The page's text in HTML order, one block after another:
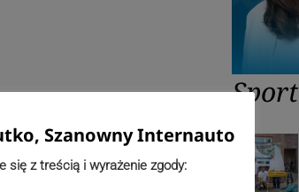
Sport
Szanowny Internauto
się z treścią i wyrażenie zgody: